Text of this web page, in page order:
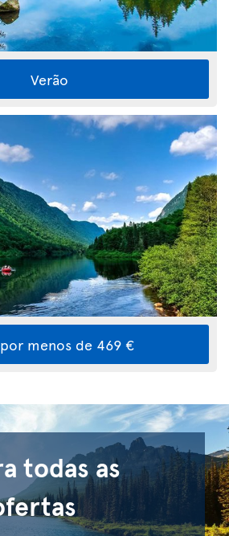
Verão
menos de 469 €
todas as